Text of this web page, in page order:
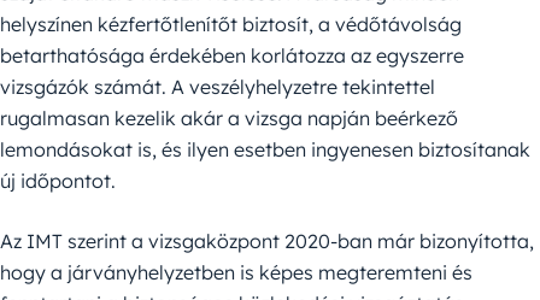
helyszínen kézfertőtlenítőt biztosít, a védőtávolság
betarthatósága érdekében korlátozza az egyszerre
vizsgázók számát. A veszélyhelyzetre tekintettel
rugalmasan kezelik akár a vizsga napján beérkező
lemondásokat is, és ilyen esetben ingyenesen biztosítanak
új időpontot.
Az IMT szerint a vizsgaközpont 2020-ban már bizonyította,
hogy a járványhelyzetben is képes megteremteni és